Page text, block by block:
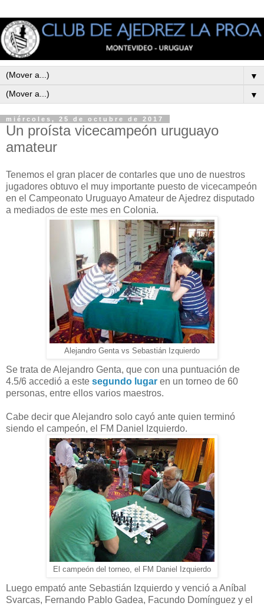
▼
▼
miércoles, 25 de octubre de 2017
Un proísta vicecampeón uruguayo
amateur
Tenemos el gran placer de contarles que uno de nuestros
jugadores obtuvo el muy importante puesto de vicecampeón
en el Campeonato Uruguayo Amateur de Ajedrez disputado
a mediados de este mes en Colonia.
Alejandro Genta vs Sebastián Izquierdo
Se trata de Alejandro Genta, que con una puntuación de
4.5/6 accedió a este segundo lugar en un torneo de 60
personas, entre ellos varios maestros.
Cabe decir que Alejandro solo cayó ante quien terminó
siendo el campeón, el FM Daniel Izquierdo.
El campeón del torneo, el FM Daniel Izquierdo
Luego empató ante Sebastián Izquierdo y venció a Aníbal
Svarcas, Fernando Pablo Gadea, Facundo Domínguez y el